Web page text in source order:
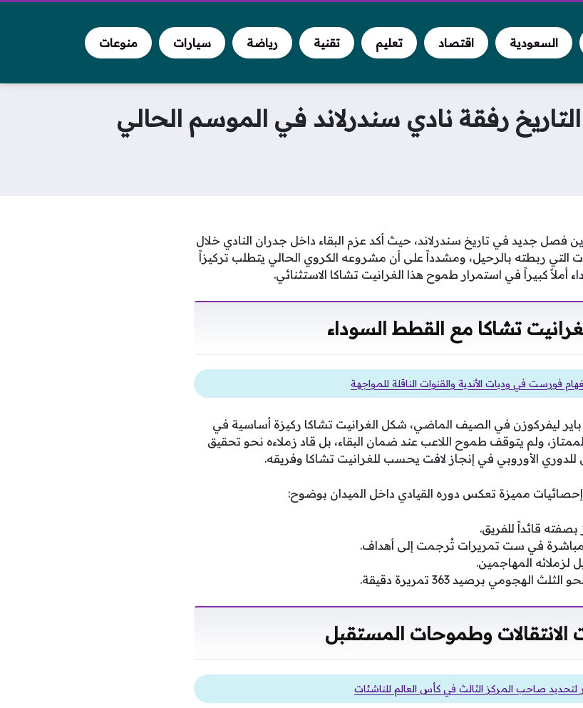
السعودية اقتصاد تعليم تقنية رياضة سيارات منوعات
رفقة نادي سندرلاند في الموسم الحالي
فصل جديد في تاريخ سندرلاند، حيث أكد عزم البقاء داخل جدران النادي خلال
التي ربطته بالرحيل، ومشدداً على أن مشروعه الكروي الحالي يتطلب تركيزاً
أملاً كبيراً في استمرار طموح هذا الغرانيت تشاكا الاستثنائي.
تشاكا مع القطط السوداء
فورست في وديات الأندية والقنوات الناقلة للمواجهة
باير ليفركوزن في الصيف الماضي، شكل الغرانيت تشاكا ركيزة أساسية في
ولم يتوقف طموح اللاعب عند ضمان البقاء، بل قاد زملاءه نحو تحقيق
للدوري الأوروبي في إنجاز لافت يحسب للغرانيت تشاكا وفريقه.
مميزة تعكس دوره القيادي داخل الميدان بوضوح:
في ست تمريرات تُرجمت إلى أهداف.
الهجومي برصيد 363 تمريرة دقيقة.
الانتقالات وطموحات المستقبل
صاحب المركز الثالث في كأس العالم للناشئات